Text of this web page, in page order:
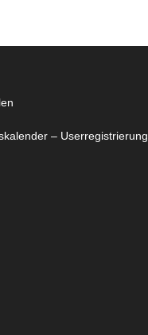
– Userregistrierung